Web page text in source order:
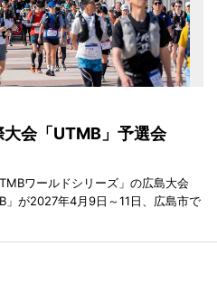
大会「UTMB」予選会
ワールドシリーズ」の広島大会
が2027年4月9日～11日、広島市で